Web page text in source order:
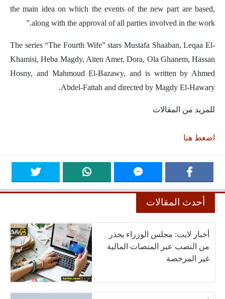
the main idea on which the events of the new part are based,
along with the approval of all parties involved in the work.”
The series “The Fourth Wife” stars Mustafa Shaaban, Leqaa El-
Khamisi, Heba Magdy, Aiten Amer, Dora, Ola Ghanem, Hassan
Hosny, and Mahmoud El-Bazawy, and is written by Ahmed
Abdel-Fattah and directed by Magdy El-Hawary.
للمزيد من المقالات
اضغط هنا
أحدث المقالات
أخبار لايت: مجلس الوزراء يحذر
من النصب عبر المنصات المالية
غير المرخصة